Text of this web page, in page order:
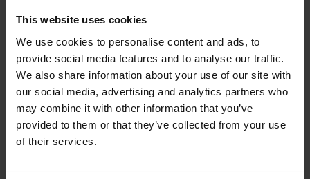
This website uses cookies
We use cookies to personalise content and ads, to
provide social media features and to analyse our traffic.
We also share information about your use of our site with
our social media, advertising and analytics partners who
may combine it with other information that you’ve
provided to them or that they’ve collected from your use
of their services.
Maximale druk
Maximale
sproeidiameter
28 meter
Maximalem3 per uur
1.18
Pop up
Ja